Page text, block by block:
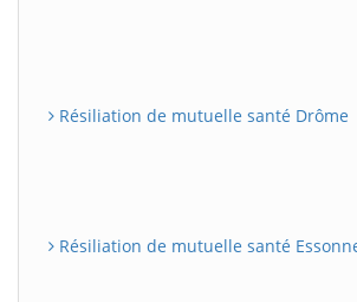
Résiliation de mutuelle santé Drôme
Résiliation de mutuelle santé